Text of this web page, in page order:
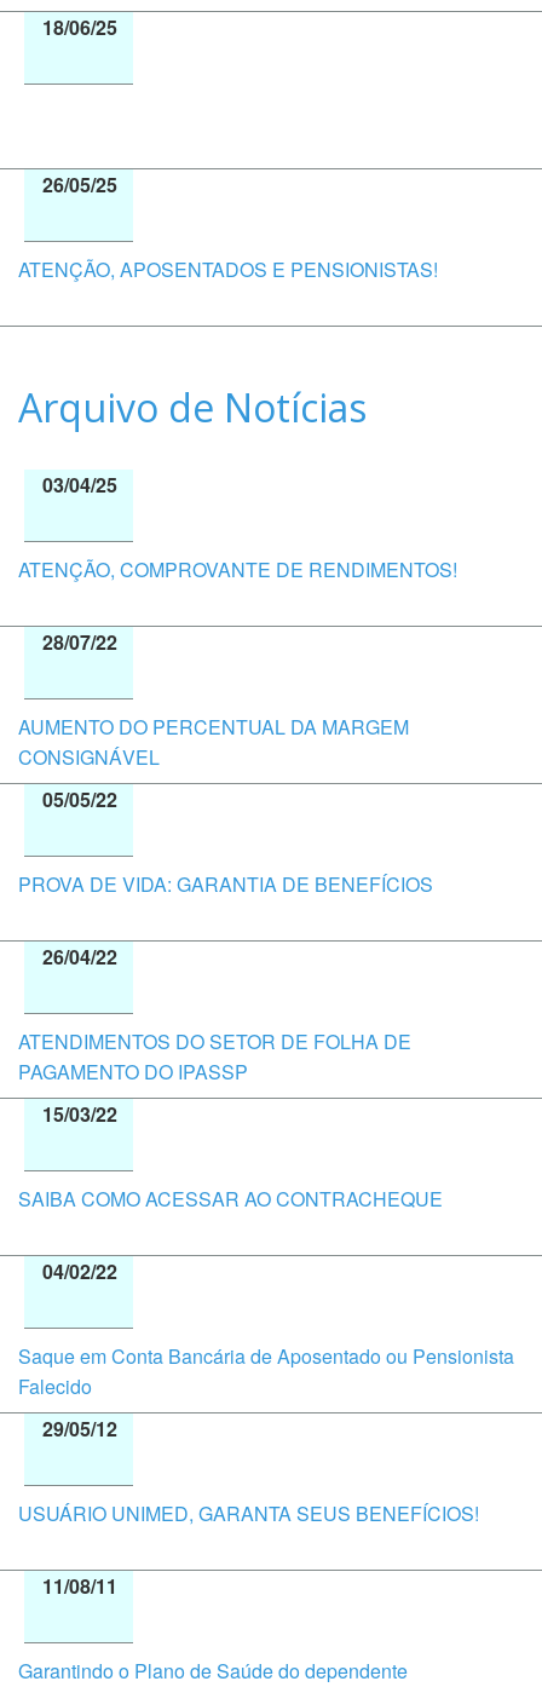
18/06/25
26/05/25
ATENÇÃO, APOSENTADOS E PENSIONISTAS!
Arquivo de Notícias
03/04/25
ATENÇÃO, COMPROVANTE DE RENDIMENTOS!
28/07/22
AUMENTO DO PERCENTUAL DA MARGEM
CONSIGNÁVEL
05/05/22
PROVA DE VIDA: GARANTIA DE BENEFÍCIOS
26/04/22
ATENDIMENTOS DO SETOR DE FOLHA DE
PAGAMENTO DO IPASSP
15/03/22
SAIBA COMO ACESSAR AO CONTRACHEQUE
04/02/22
Saque em Conta Bancária de Aposentado ou Pensionista
Falecido
29/05/12
USUÁRIO UNIMED, GARANTA SEUS BENEFÍCIOS!
11/08/11
Garantindo o Plano de Saúde do dependente